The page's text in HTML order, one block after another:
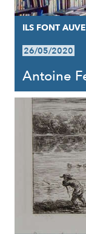
ILS FONT
26/05/2020
Antoine